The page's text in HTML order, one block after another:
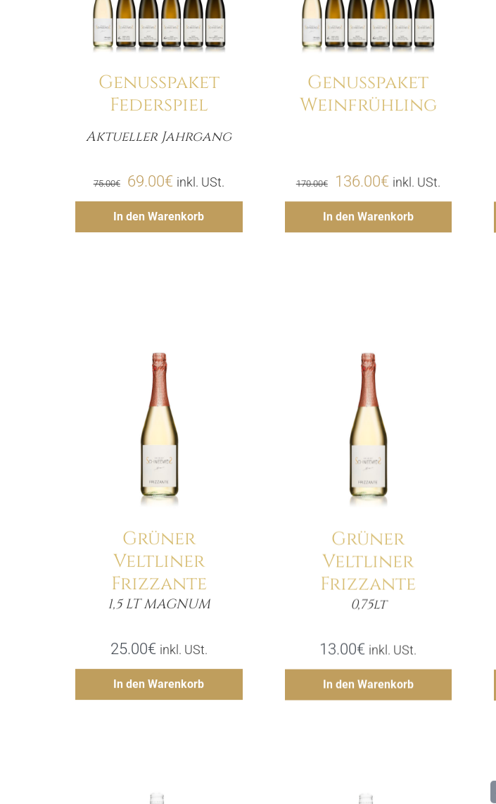
Genusspaket
Federspiel
Aktueller Jahrgang
75.00€
Ursprünglicher
Preis
war:
69.00€Aktueller
Preis
ist:
inkl. USt.
In den Warenkorb
Hinzufügen
Genusspaket
Weinfrühling
170.00€
Ursprünglicher
Preis
war:
136.00€Aktueller
Preis
ist:
inkl. USt.
In den Warenkorb
Hinzufügen
Grüner
Veltliner
Frizzante
1,5 LT MAGNUM
25.00€ inkl. USt.
In den Warenkorb
Menge
Hinzufügen
Details
Grüner
Veltliner
Frizzante
0,75lt
13.00€ inkl. USt.
In den Warenkorb
Menge
Hinzufügen
Details